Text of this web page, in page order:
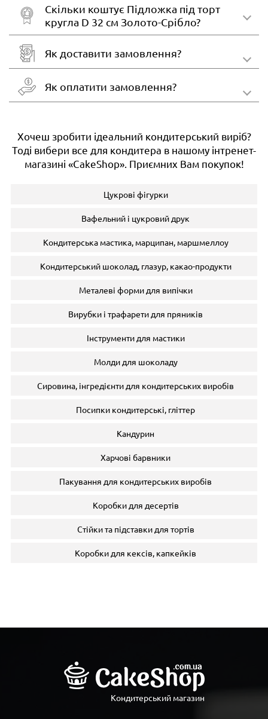
Скільки коштує Підложка під торт
кругла D 32 см Золото-Срібло?
Як доставити замовлення?
Як оплатити замовлення?
Хочеш зробити ідеальний кондитерський виріб?
Тоді вибери все для кондитера в нашому інтренет-
магазині «CakeShop». Приємних Вам покупок!
Цукрові фігурки
Вафельний і цукровий друк
Кондитерська мастика, марципан, маршмеллоу
Кондитерський шоколад, глазур, какао-продукти
Металеві форми для випічки
Вирубки і трафарети для пряників
Інструменти для мастики
Молди для шоколаду
Сировина, інгредієнти для кондитерських виробів
Посипки кондитерські, гліттер
Кандурин
Харчові барвники
Пакування для кондитерських виробів
Коробки для десертів
Стійки та підставки для тортів
Коробки для кексів, капкейків
Кондитерський магазин